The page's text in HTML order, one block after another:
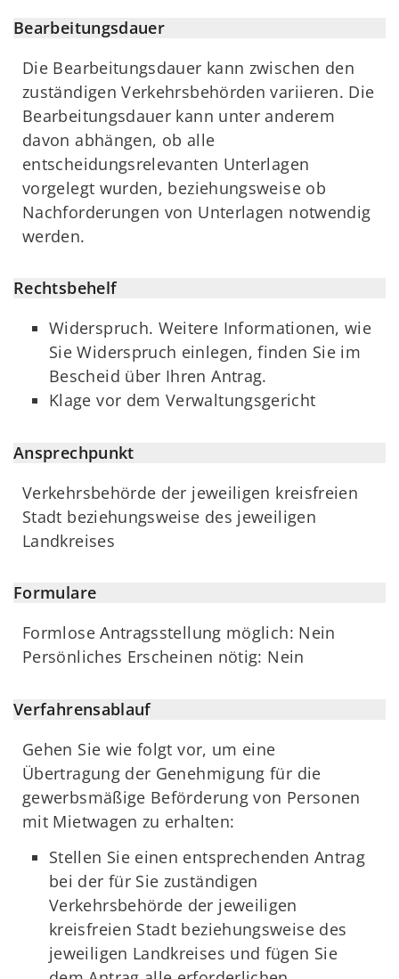
Bearbeitungsdauer
Die Bearbeitungsdauer kann zwischen den
zuständigen Verkehrsbehörden variieren. Die
Bearbeitungsdauer kann unter anderem
davon abhängen, ob alle
entscheidungsrelevanten Unterlagen
vorgelegt wurden, beziehungsweise ob
Nachforderungen von Unterlagen notwendig
werden.
Rechtsbehelf
Widerspruch. Weitere Informationen, wie
Sie Widerspruch einlegen, finden Sie im
Bescheid über Ihren Antrag.
Klage vor dem Verwaltungsgericht
Ansprechpunkt
Verkehrsbehörde der jeweiligen kreisfreien
Stadt beziehungsweise des jeweiligen
Landkreises
Formulare
Formlose Antragsstellung möglich: Nein
Persönliches Erscheinen nötig: Nein
Verfahrensablauf
Gehen Sie wie folgt vor, um eine
Übertragung der Genehmigung für die
gewerbsmäßige Beförderung von Personen
mit Mietwagen zu erhalten:
Stellen Sie einen entsprechenden Antrag
bei der für Sie zuständigen
Verkehrsbehörde der jeweiligen
kreisfreien Stadt beziehungsweise des
jeweiligen Landkreises und fügen Sie